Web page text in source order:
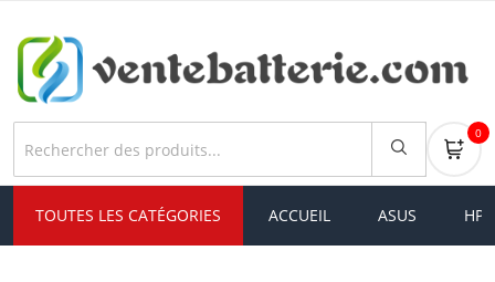
0
TOUTES LES CATÉGORIES ACCUEIL ASUS HP